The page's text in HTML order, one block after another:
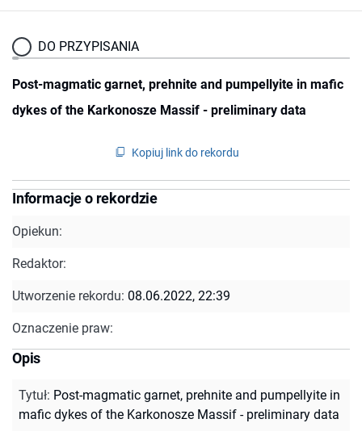
DO PRZYPISANIA
Post-magmatic garnet, prehnite and pumpellyite in mafic
dykes of the Karkonosze Massif - preliminary data
Kopiuj link do rekordu
Informacje o rekordzie
Opiekun:
Redaktor:
Utworzenie rekordu: 08.06.2022, 22:39
Oznaczenie praw:
Opis
Tytuł: Post-magmatic garnet, prehnite and pumpellyite in
mafic dykes of the Karkonosze Massif - preliminary data